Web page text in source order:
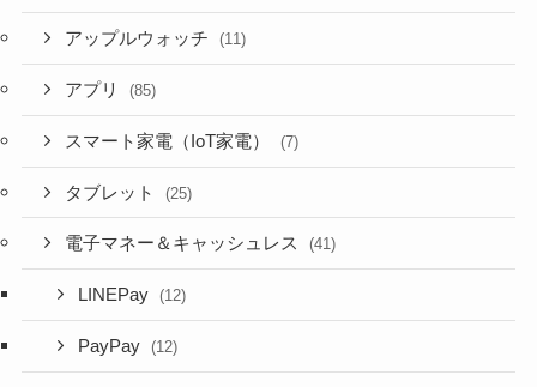
アップルウォッチ (11)
アプリ (85)
スマート家電（IoT家電） (7)
タブレット (25)
電子マネー＆キャッシュレス (41)
LINEPay (12)
PayPay (12)